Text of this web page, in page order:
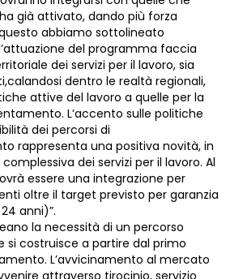
già attivato, dando più forza
abbiamo sottolineato
del programma faccia
dei servizi per il lavoro, sia
dentro le realtà regionali,
attive del lavoro a quelle per la
L’accento sulle politiche
dei percorsi di
rappresenta una positiva novità, in
dei servizi per il lavoro. Al
essere una integrazione per
oltre il target previsto per garanzia
anni)”.
la necessità di un percorso
si costruisce a partire dal primo
L’avvicinamento al mercato